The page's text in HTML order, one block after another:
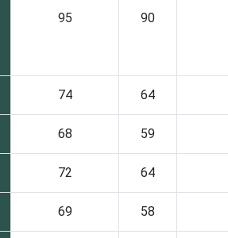
95 90
74 64
68 59
72 64
69 58